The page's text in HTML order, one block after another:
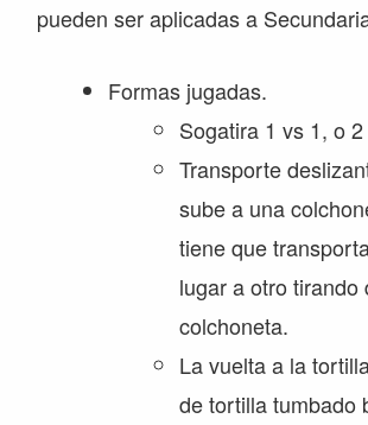
pueden ser aplicadas a
Formas jugadas.
Sogatira 1 vs 1, o
Transporte
sube a una
tiene que
lugar a otro tirando
colchoneta.
La vuelta a la
de tortilla tumbado